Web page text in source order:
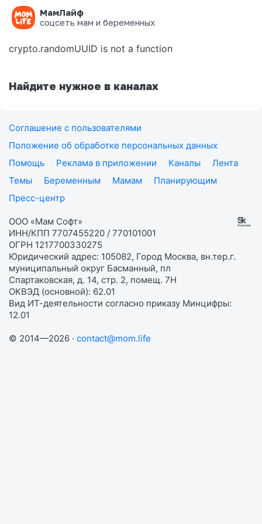
МамЛайф
соцсеть мам и беременных
Ошибка на странице
crypto.randomUUID is not a function
Найдите нужное в каналах
Соглашение с пользователями
Положение об обработке персональных данных
Помощь
Реклама в приложении Каналы
Лента
Темы
Беременным Мамам
Планирующим
Пресс-центр
ООО «Мам Софт»
ИНН/КПП 7707455220 / 770101001
ОГРН 1217700330275
Юридический адрес: 105082, Город Москва, вн.тер.г.
муниципальный округ Басманный, пл
Спартаковская, д. 14, стр. 2, помещ. 7Н
ОКВЭД (основной): 62.01
Вид ИТ-деятельности согласно приказу Минцифры:
12.01
© 2014—2026 · contact@mom.life